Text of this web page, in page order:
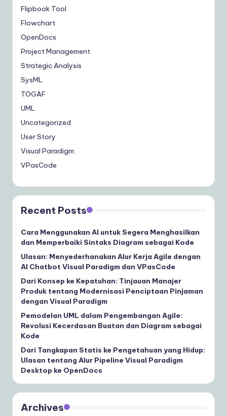
Flipbook Tool
Flowchart
OpenDocs
Project Management
Strategic Analysis
SysML
TOGAF
UML
Uncategorized
User Story
Visual Paradigm
VPasCode
Recent Posts
Cara Menggunakan AI untuk Segera Menghasilkan
dan Memperbaiki Sintaks Diagram sebagai Kode
Ulasan: Menyederhanakan Alur Kerja Agile dengan
AI Chatbot Visual Paradigm dan VPasCode
Dari Konsep ke Kepatuhan: Tinjauan Manajer
Produk tentang Modernisasi Penciptaan Pinjaman
dengan Visual Paradigm
Pemodelan UML dalam Pengembangan Agile:
Revolusi Kecerdasan Buatan dan Diagram sebagai
Kode
Dari Tangkapan Statis ke Pengetahuan yang Hidup:
Ulasan tentang Alur Pipeline Visual Paradigm
Desktop ke OpenDocs
Archives